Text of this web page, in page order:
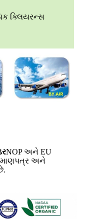
ક્લિયરન્સ
NOP અને EU
અને